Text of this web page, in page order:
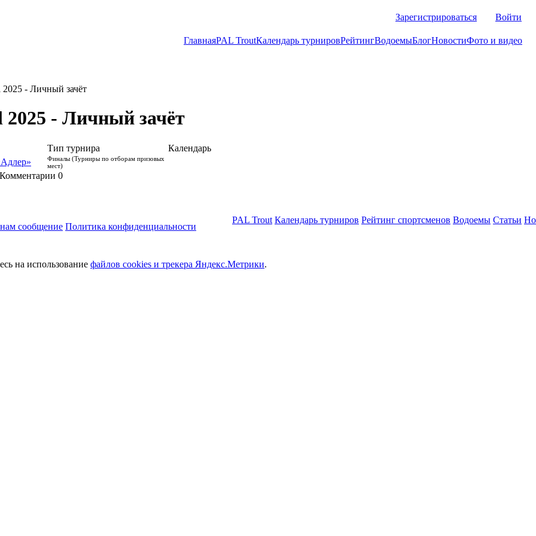
Зарегистрироваться Войти
ГлавнаяPAL TroutКалендарь турнировРейтингВодоемыБлогНовостиФото и видео
2025 - Личный зачёт
- Личный зачёт
Тип турнира
Календарь
Финалы (Турниры по отборам призовых
мест)
Комментарии 0
сообщение Политика конфиденциальности
PAL Trout Календарь турниров Рейтинг спортсменов Водоемы Статьи
на использование файлов cookies и трекера Яндекс.Метрики.